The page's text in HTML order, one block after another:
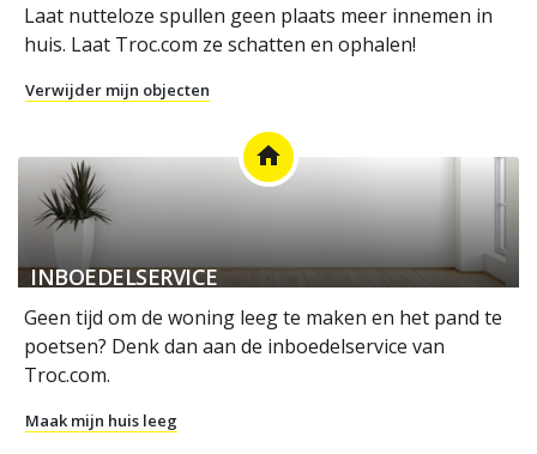
Laat nutteloze spullen geen plaats meer innemen in
huis. Laat Troc.com ze schatten en ophalen!
Verwijder mijn objecten
home
INBOEDELSERVICE
Geen tijd om de woning leeg te maken en het pand te
poetsen? Denk dan aan de inboedelservice van
Troc.com.
Maak mijn huis leeg